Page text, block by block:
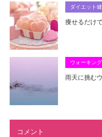
ダイエット
痩せるだけ
ウォーキング
雨天に挑む
コメント